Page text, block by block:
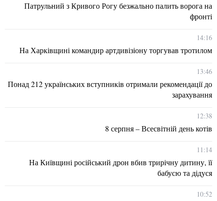
Патрульний з Кривого Рогу безжально палить ворога на
фронті
14:16
На Харківщині командир артдивізіону торгував тротилом
13:46
Понад 212 українських вступників отримали рекомендації до
зарахування
12:38
8 серпня – Всесвітній день котів
11:14
На Київщині російський дрон вбив трирічну дитину, її
бабусю та дідуся
10:52